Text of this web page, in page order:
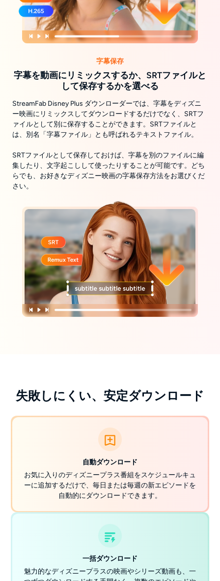
字幕保存
字幕を動画にリミックスするか、SRTファイルと
して保存するかを選べる
StreamFab Disney Plus ダウンローダーでは、字幕をディズニ
ー映画にリミックスしてダウンロードするだけでなく、SRTフ
ァイルとして別に保存することができます。SRTファイルと
は、別名「字幕ファイル」とも呼ばれるテキストファイル。
SRTファイルとして保存しておけば、字幕を別のファイルに編
集したり、文字起こしして使ったりすることが可能です。どち
らでも、お好きなディズニー映画の字幕保存方法をお選びくだ
さい。
失敗しにくい、安定ダウンロード
自動ダウンロード
お気に入りのディズニープラス番組をスケジュールキュ
ーに追加するだけで、毎日または毎週の新エピソードを
自動的にダウンロードできます。
一括ダウンロード
魅力的なディズニープラスの映画やシリーズ動画も、一